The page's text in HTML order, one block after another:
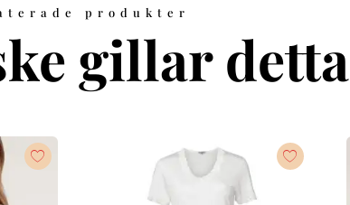
produkter
gillar detta